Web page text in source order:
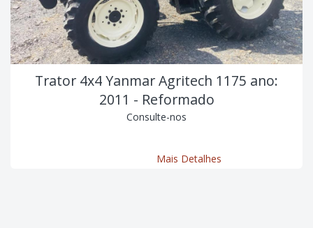
Trator 4x4 Yanmar Agritech 1175 ano:
2011 - Reformado
Consulte-nos
Mais Detalhes